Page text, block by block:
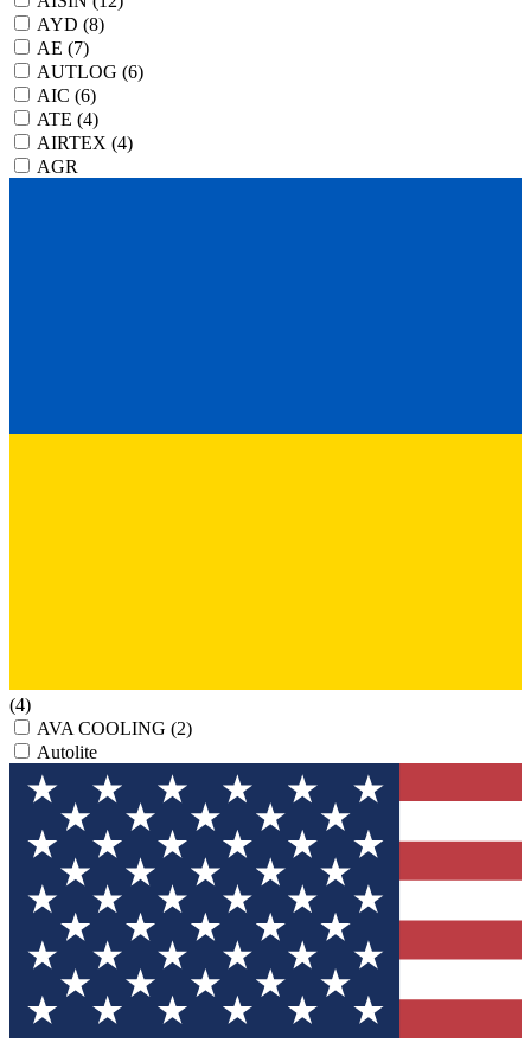
AYD (8)
AE (7)
AUTLOG (6)
AIC (6)
ATE (4)
AIRTEX (4)
AGR
(4)
AVA COOLING (2)
Autolite